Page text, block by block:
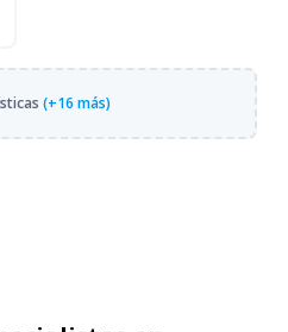
(+16 más)